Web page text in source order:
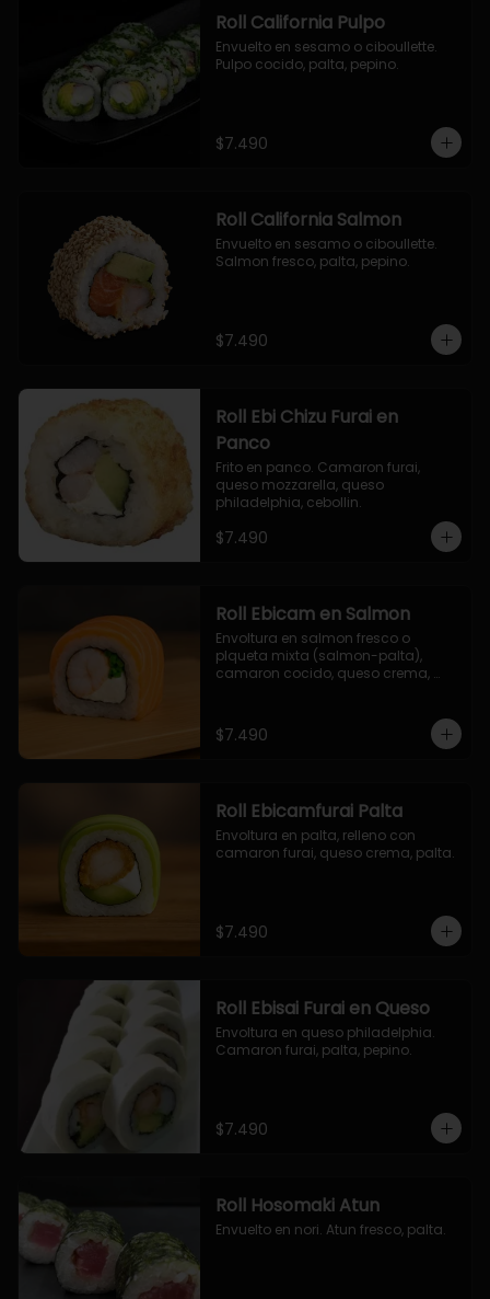
Roll California Pulpo
Envuelto en sesamo o ciboullette.
Pulpo cocido, palta, pepino.
$7.490
Roll California Salmon
Envuelto en sesamo o ciboullette.
Salmon fresco, palta, pepino.
$7.490
Roll Ebi Chizu Furai en
Panco
Frito en panco. Camaron furai,
queso mozzarella, queso
philadelphia, cebollin.
$7.490
Roll Ebicam en Salmon
Envoltura en salmon fresco o
plqueta mixta (salmon-palta),
camaron cocido, queso crema,
$7.490
Roll Ebicamfurai Palta
Envoltura en palta, relleno con
camaron furai, queso crema, palta.
$7.490
Roll Ebisai Furai en Queso
Envoltura en queso philadelphia.
Camaron furai, palta, pepino.
$7.490
Roll Hosomaki Atun
Envuelto en nori. Atun fresco, palta.